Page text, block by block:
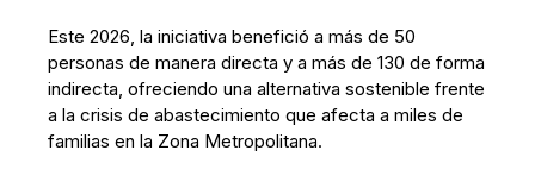
Este 2026, la iniciativa benefició a más de 50
personas de manera directa y a más de 130 de forma
indirecta, ofreciendo una alternativa sostenible frente
a la crisis de abastecimiento que afecta a miles de
familias en la Zona Metropolitana.